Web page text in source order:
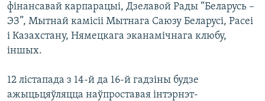
фінансавай карпарацыі, Дзелавой Рады “Беларусь –
ЭЗ”, Мытнай камісіі Мытнага Саюзу Беларусі, Расеі
і Казахстану, Нямецкага эканамічнага клюбу,
іншых.
12 лістапада з 14-й да 16-й гадзіны будзе
ажыцьцяўляцца наўпроставая інтэрнэт-